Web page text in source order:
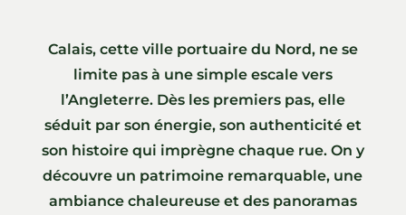
Calais, cette ville portuaire du Nord, ne se
limite pas à une simple escale vers
l’Angleterre. Dès les premiers pas, elle
séduit par son énergie, son authenticité et
son histoire qui imprègne chaque rue. On y
découvre un patrimoine remarquable, une
ambiance chaleureuse et des panoramas